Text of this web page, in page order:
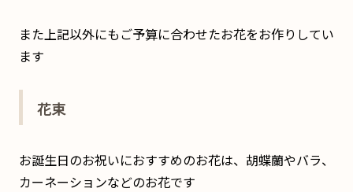
また上記以外にもご予算に合わせたお花をお作りしてい
ます
花束
お誕生日のお祝いにおすすめのお花は、胡蝶蘭やバラ、
カーネーションなどのお花です